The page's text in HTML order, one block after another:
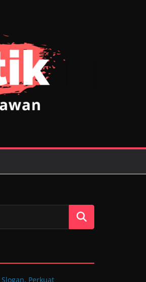
Perkuat